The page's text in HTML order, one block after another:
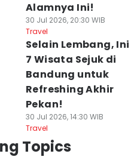
Alamnya Ini!
30 Jul 2026, 20:30 WIB
Travel
Selain Lembang, Ini
7 Wisata Sejuk di
Bandung untuk
Refreshing Akhir
Pekan!
30 Jul 2026, 14:30 WIB
Travel
Topics